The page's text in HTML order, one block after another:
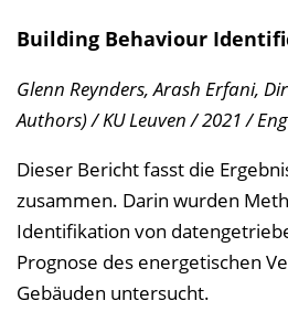
Building Behaviour
Glenn Reynders, Arash Erfani,
Authors) / KU Leuven / 2021 /
Dieser Bericht fasst die
zusammen. Darin wurden
Identifikation von
Prognose des energetischen
Gebäuden untersucht.